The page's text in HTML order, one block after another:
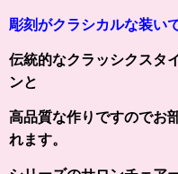
彫刻がクラシカルな装い
伝統的なクラッシクスタ
ンと
高品質な作りですのでお
れます。